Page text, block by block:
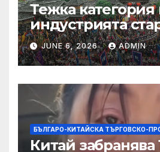
Тежка категория
индустрията
алианс за
слънчева
JUNE 6, 2026 ADMIN
БЪЛГАРО-КИТАЙСКА ТЪРГОВСКО-
Китай забранява